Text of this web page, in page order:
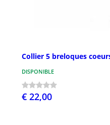
Collier 5 breloques
DISPONIBLE
€ 22,00